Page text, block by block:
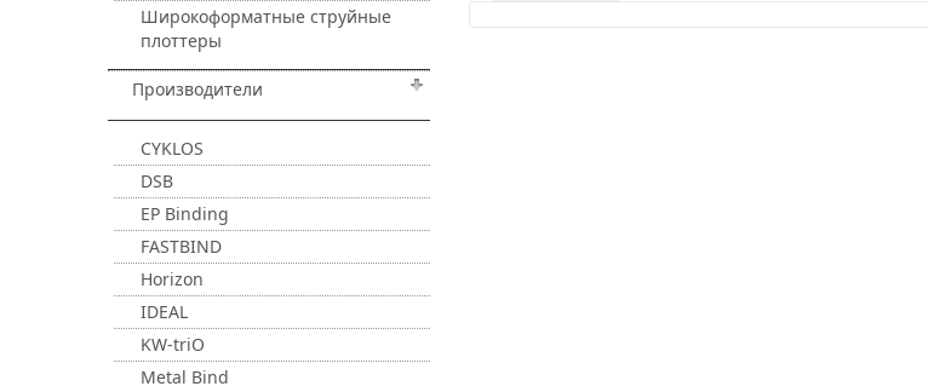
Широкоформатные струйные
плоттеры
Производители
CYKLOS
DSB
EP Binding
FASTBIND
Horizon
IDEAL
KW-triO
Metal Bind